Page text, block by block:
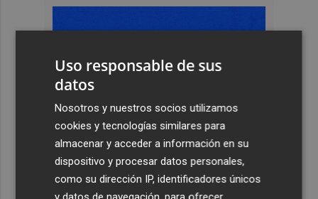
Uso responsable de sus
datos
Nosotros y nuestros socios utilizamos
cookies y tecnologías similares para
almacenar y acceder a información en su
dispositivo y procesar datos personales,
como su dirección IP, identificadores únicos